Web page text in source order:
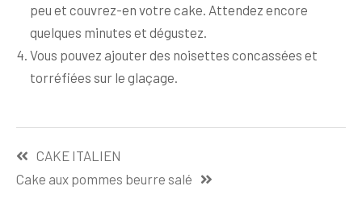
peu et couvrez-en votre cake. Attendez encore
quelques minutes et dégustez.
Vous pouvez ajouter des noisettes concassées et
torréfiées sur le glaçage.
CAKE ITALIEN
Cake aux pommes beurre salé